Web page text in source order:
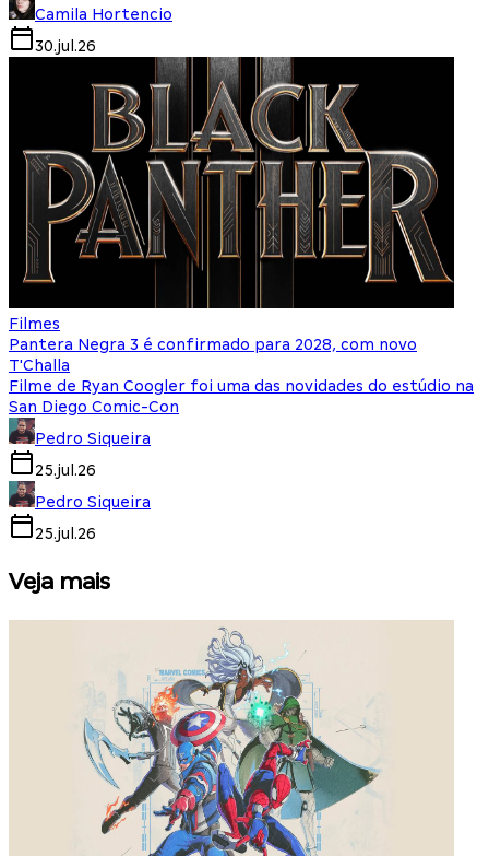
Camila Hortencio
30.jul.26
Filmes
Pantera Negra 3 é confirmado para 2028, com novo
T'Challa
Filme de Ryan Coogler foi uma das novidades do estúdio na
San Diego Comic-Con
Pedro Siqueira
25.jul.26
Pedro Siqueira
25.jul.26
Veja mais